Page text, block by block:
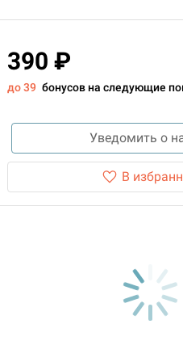
390 ₽
до 39 бонусов на следующие
Уведомить о
В